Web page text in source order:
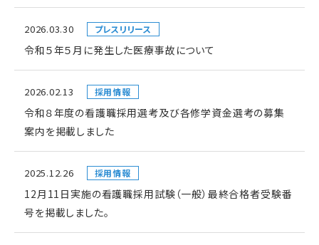
2026.03.30 プレスリリース
令和５年５月に発生した医療事故について
2026.02.13 採用情報
令和８年度の看護職採用選考及び各修学資金選考の募集
案内を掲載しました
2025.12.26 採用情報
12月11日実施の看護職採用試験（一般）最終合格者受験番
号を掲載しました。